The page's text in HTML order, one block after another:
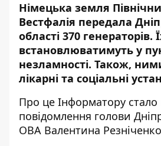
Німецька земля
Вестфалія передала
області 370 генераторів.
встановлюватимуть у
незламності. Також,
лікарні та соціальні
Про це Інформатору стало
повідомлення голови
ОВА Валентина